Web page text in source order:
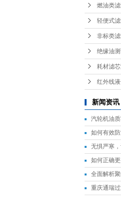
燃油类
轻便式
非标类
绝缘油
耗材滤
红外线
新闻资讯
汽轮机油
如何有效
无惧严寒，
如何正确
全面解析
重庆通瑞